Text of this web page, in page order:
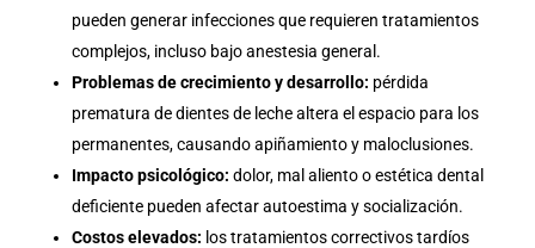
pueden generar infecciones que requieren tratamientos
complejos, incluso bajo anestesia general.
Problemas de crecimiento y desarrollo: pérdida
prematura de dientes de leche altera el espacio para los
permanentes, causando apiñamiento y maloclusiones.
Impacto psicológico: dolor, mal aliento o estética dental
deficiente pueden afectar autoestima y socialización.
Costos elevados: los tratamientos correctivos tardíos